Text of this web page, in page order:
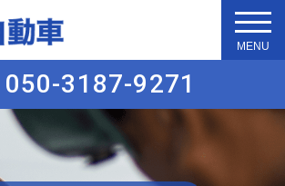
t
o
g
e
050-3187-9271